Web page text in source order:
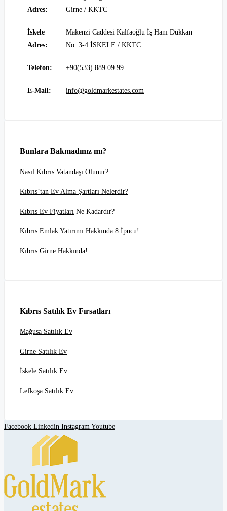
Adres:
Girne / KKTC
İskele
Adres:
Makenzi Caddesi Kalfaoğlu İş Hanı Dükkan
No: 3-4 İSKELE / KKTC
Telefon: +90(533) 889 09 99
E-Mail: info@goldmarkestates.com
Bunlara Bakmadınız mı?
Nasıl Kıbrıs Vatandaşı Olunur?
Kıbrıs’tan Ev Alma Şartları Nelerdir?
Kıbrıs Ev Fiyatları Ne Kadardır?
Kıbrıs Emlak Yatırımı Hakkında 8 İpucu!
Kıbrıs Girne Hakkında!
Kıbrıs Satılık Ev Fırsatları
Mağusa Satılık Ev
Girne Satılık Ev
İskele Satılık Ev
Lefkoşa Satılık Ev
Facebook Linkedin Instagram Youtube